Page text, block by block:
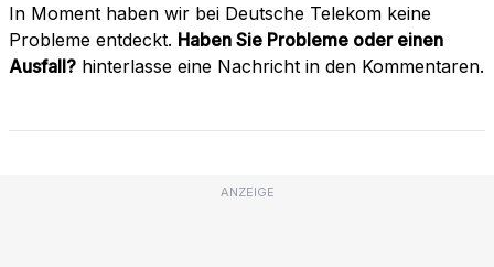
In Moment haben wir bei Deutsche Telekom keine
Probleme entdeckt. Haben Sie Probleme oder einen
Ausfall? hinterlasse eine Nachricht in den Kommentaren.
ANZEIGE